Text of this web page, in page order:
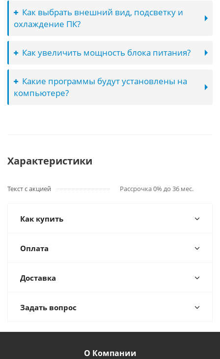
Как выбрать внешний вид, подсветку и
охлаждение ПК?
Как увеличить мощность блока питания?
Какие программы будут установлены на
компьютере?
Характеристики
Текст с акцией Рассрочка 0% до 36 мес.
Как купить
Оплата
Доставка
Задать вопрос
О Компании